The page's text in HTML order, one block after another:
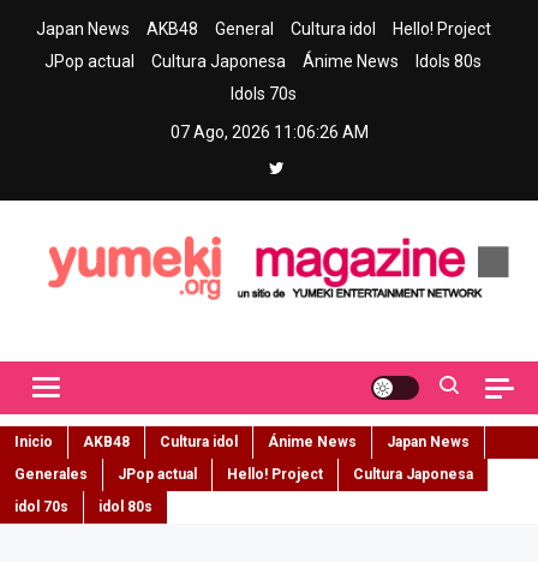
Japan News AKB48 General Cultura idol
Hello! Project
JPop actual
Cultura Japonesa Ánime News
Idols 80s
Idols 70s
07 Ago, 2026 11:06:27 AM
Inicio AKB48 Cultura idol Ánime News
Japan News
Generales
JPop actual Hello! Project
Cultura Japonesa
idol 70s
idol 80s